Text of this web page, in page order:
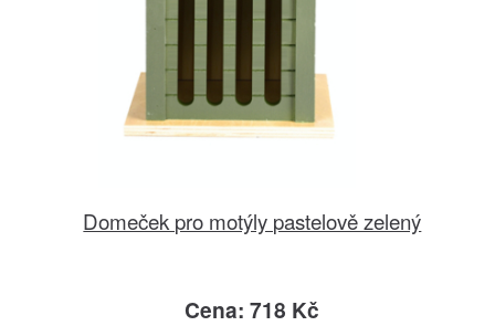
Domeček pro motýly pastelově zelený
Cena: 718 Kč